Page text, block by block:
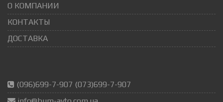
О КОМПАНИИ
КОНТАКТЫ
ДОСТАВКА
(096)699-7-907 (073)699-7-907